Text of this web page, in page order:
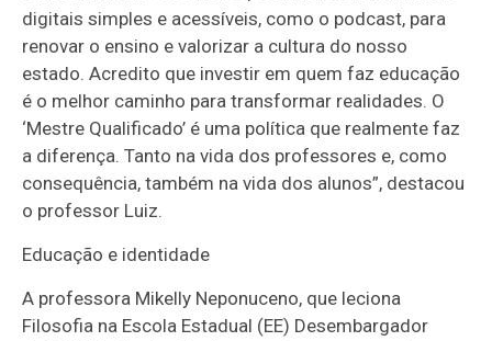
digitais simples e acessíveis, como o podcast, para
renovar o ensino e valorizar a cultura do nosso
estado. Acredito que investir em quem faz educação
é o melhor caminho para transformar realidades. O
‘Mestre Qualificado’ é uma política que realmente faz
a diferença. Tanto na vida dos professores e, como
consequência, também na vida dos alunos”, destacou
o professor Luiz.
Educação e identidade
A professora Mikelly Neponuceno, que leciona
Filosofia na Escola Estadual (EE) Desembargador